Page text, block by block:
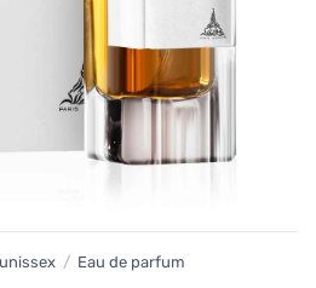
/ Eau de parfum